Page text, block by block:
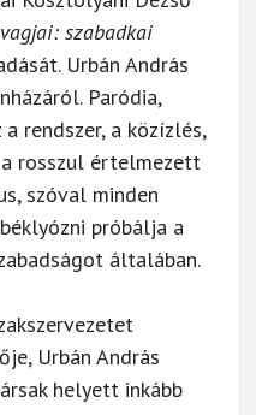
szabadkai
Urbán András
Paródia,
rendszer, a közízlés,
rosszul értelmezett
szóval minden
próbálja a
általában.
Urbán András
helyett inkább